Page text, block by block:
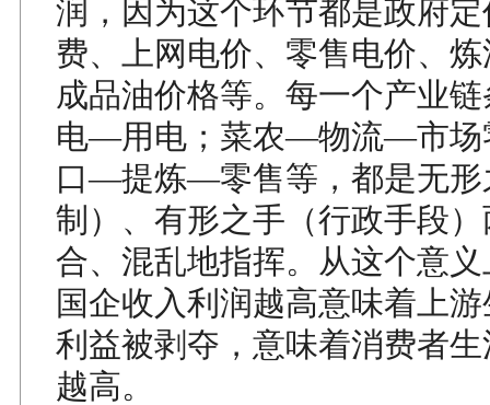
润，因为这个环节都是政府
费、上网电价、零售电价、
成品油价格等。每一个产业
电—用电；菜农—物流—市场
口—提炼—零售等，都是无形
制）、有形之手（行政手段
合、混乱地指挥。从这个意
国企收入利润越高意味着上
利益被剥夺，意味着消费者
越高。